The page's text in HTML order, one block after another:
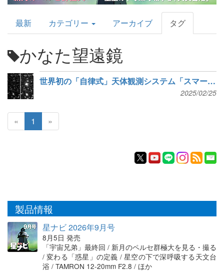
AstroArts
Topics
最新 カテゴリー アーカイブ タグ
かなた望遠鏡
世界初の「自律式」天体観測システム「スマートかなた」
2025/02/25
« 1 »
製品情報
星ナビ 2026年9月号
8月5日 発売
「宇宙兄弟」最終回 / 新月のペルセ群極大を見る・撮る
/ 変わる「惑星」の定義 / 星空の下で深呼吸する天文台
浴 / TAMRON 12-20mm F2.8 / ほか